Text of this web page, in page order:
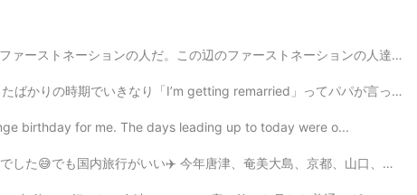
ァーストネーションの人達は1人ずつの秘密な所からアスパラを取る。教えたら殺すって。👹😂でもどこか鉄道の隣りだって。...
I’m getting remarried」ってパパが言っていました。 僕は「パパいつからロマンティックになったの」と尋...
birthday for me. The days leading up to today were o...
美大島、京都、山口、島根、鳥取、大分へ行った。日本はたくさんのいい所がありますね👍来年国内旅行も国際旅行もし...